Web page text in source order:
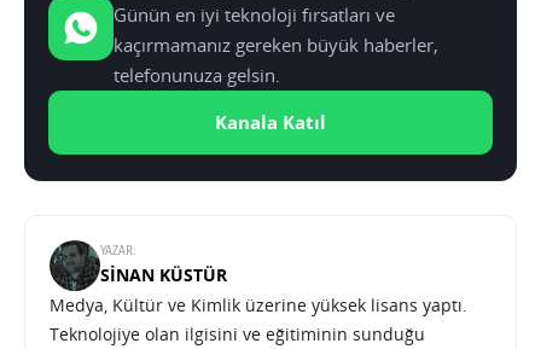
Günün en iyi teknoloji fırsatları ve
kaçırmamanız gereken büyük haberler,
telefonunuza gelsin.
Kanala Katıl
YAZAR:
SINAN KÜSTÜR
Medya, Kültür ve Kimlik üzerine yüksek lisans yaptı.
Teknolojiye olan ilgisini ve eğitiminin sunduğu